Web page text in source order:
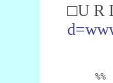
□U R
%%